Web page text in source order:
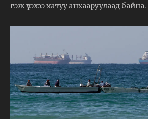
гэж үзэхээ хатуу анхааруулаад байна.